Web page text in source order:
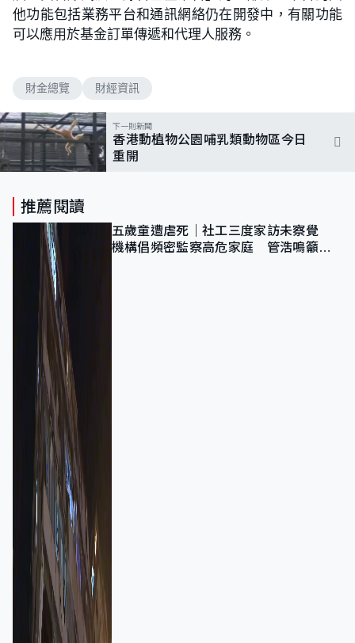
%
他功能包括業務平台和通訊網絡仍在開發中，有關功能
可以應用於基金訂單傳遞和代理人服務。
財金總覽 財經資訊
下一則新聞
香港動植物公園哺乳類動物區今日
重開
推薦閱讀
五歲童遭虐死｜社工三度家訪未察覺
機構倡頻密監察高危家庭 管浩鳴籲加